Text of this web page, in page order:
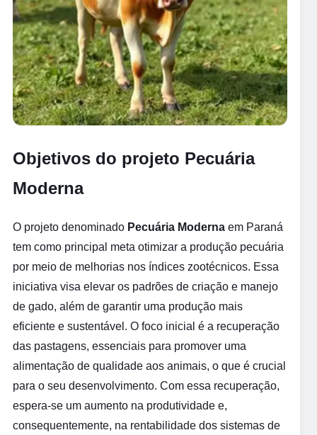
Objetivos do projeto Pecuária
Moderna
O projeto denominado Pecuária Moderna em Paraná
tem como principal meta otimizar a produção pecuária
por meio de melhorias nos índices zootécnicos. Essa
iniciativa visa elevar os padrões de criação e manejo
de gado, além de garantir uma produção mais
eficiente e sustentável. O foco inicial é a recuperação
das pastagens, essenciais para promover uma
alimentação de qualidade aos animais, o que é crucial
para o seu desenvolvimento. Com essa recuperação,
espera-se um aumento na produtividade e,
consequentemente, na rentabilidade dos sistemas de